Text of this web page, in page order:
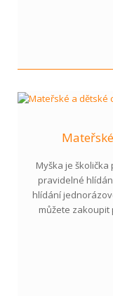
Myška je
pravidelné
hlídání
můžete